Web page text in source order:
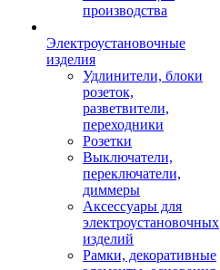
производства
Электроустановочные
изделия
Удлинители, блоки
розеток,
разветвители,
переходники
Розетки
Выключатели,
переключатели,
диммеры
Аксессуары для
электроустановочных
изделий
Рамки, декоративные